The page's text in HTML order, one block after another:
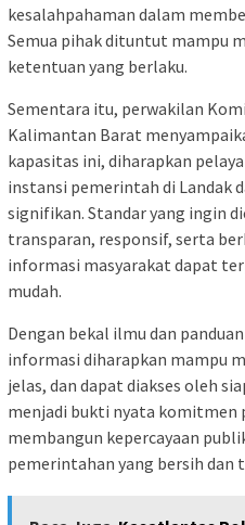
kesalahpahaman dalam
Semua pihak dituntut mampu
ketentuan yang berlaku.
Sementara itu, perwakilan
Kalimantan Barat
kapasitas ini, diharapkan
instansi pemerintah di Landak
signifikan. Standar yang ingin
transparan, responsif, serta
informasi masyarakat dapat
mudah.
Dengan bekal ilmu dan
informasi diharapkan mampu
jelas, dan dapat diakses oleh
menjadi bukti nyata komitmen
membangun kepercayaan
pemerintahan yang bersih dan